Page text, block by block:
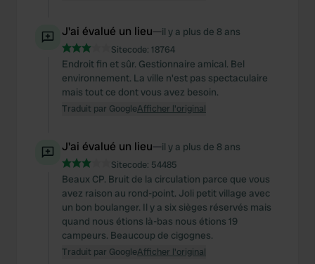
J'ai évalué un lieu—il y a plus de 8 ans
Sitecode: 18764
Endroit fin et sûr. Gestionnaire amical. Bel
environnement. La ville n'est pas spectaculaire
mais tout ce dont vous avez besoin.
Traduit par GoogleAfficher l'original
J'ai évalué un lieu—il y a plus de 8 ans
Sitecode: 54485
Beaux CP. Bruit de la circulation parce que vous
avez raison au rond-point. Joli petit village avec
un bon boulanger. Il y a six sièges réservés mais
quand nous étions là-bas nous étions 19
campeurs. Beaucoup de cigognes.
Traduit par GoogleAfficher l'original